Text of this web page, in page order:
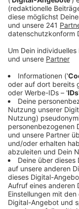
die Haltestellen
Umleitung, sagt
zwischen der
Straße „Am
für die Buslinien
Veröffentlicht:
Anzeige
Wegen
Zülpich-
(B477) gesperrt
Post bis auf
Haltestelle
über Merzenich,